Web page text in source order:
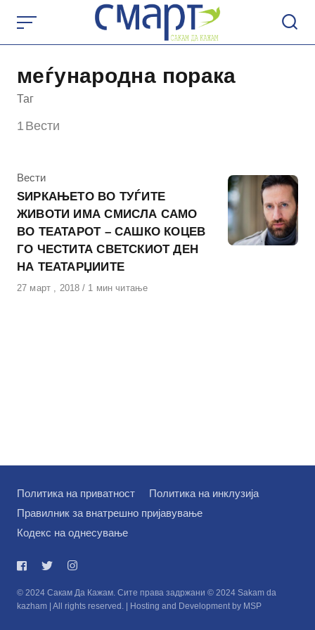
content
меѓународна порака
Таг
1 Вести
КАтегорија
Вести
ЅИРКАЊЕТО ВО ТУЃИТЕ
ЖИВОТИ ИМА СМИСЛА САМО
ВО ТЕАТАРОТ – САШКО КОЦЕВ
ГО ЧЕСТИТА СВЕТСКИОТ ДЕН
НА ТЕАТАРЏИИТЕ
Објавено
27 март , 2018 1 мин читање
Политика на приватност
Политика на инклузија
Правилник за внатрешно пријавување
Кодекс на однесување
© 2024 Сакам Да Кажам. Сите права задржани © 2024 Sakam da
kazham | All rights reserved. | Hosting and Development by MSP